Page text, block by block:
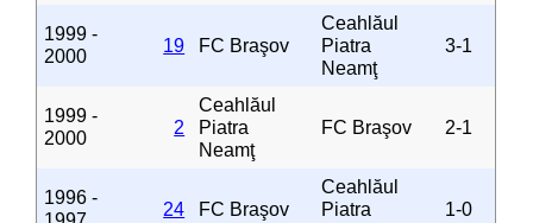
1999 -
2000
19 FC Braşov
Ceahlăul
Piatra
Neamţ
3-1
1999 -
2000
2
Ceahlăul
Piatra
Neamţ
FC Braşov 2-1
1996 -
24 FC Braşov
Ceahlăul
Piatra
1-0